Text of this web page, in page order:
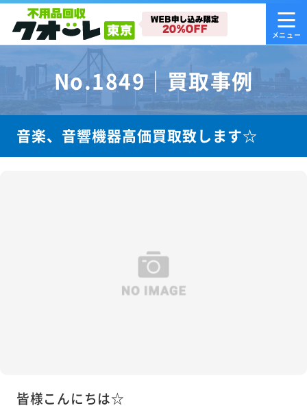
No.1849｜買取事例
音楽、音響機器高価買取致します☆
皆様こんにちは☆